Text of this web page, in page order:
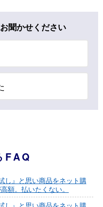
聞かせください
FAQ
し』と思い商品をネット購
額。払いたくない。